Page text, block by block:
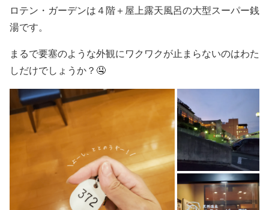
ロテン・ガーデンは４階＋屋上露天風呂の大型スーパー銭
湯です。
まるで要塞のような外観にワクワクが止まらないのはわた
しだけでしょうか？🤤